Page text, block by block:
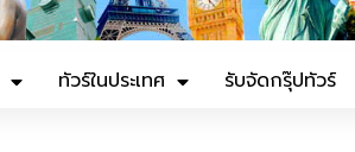
ทัวร์ในประเทศ รับจัดกรุ๊ปทัวร์